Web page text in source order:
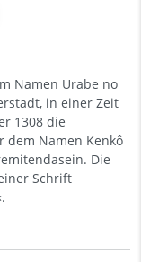
Namen Urabe no
in einer Zeit
1308 die
dem Namen Kenkô
Die
Schrift